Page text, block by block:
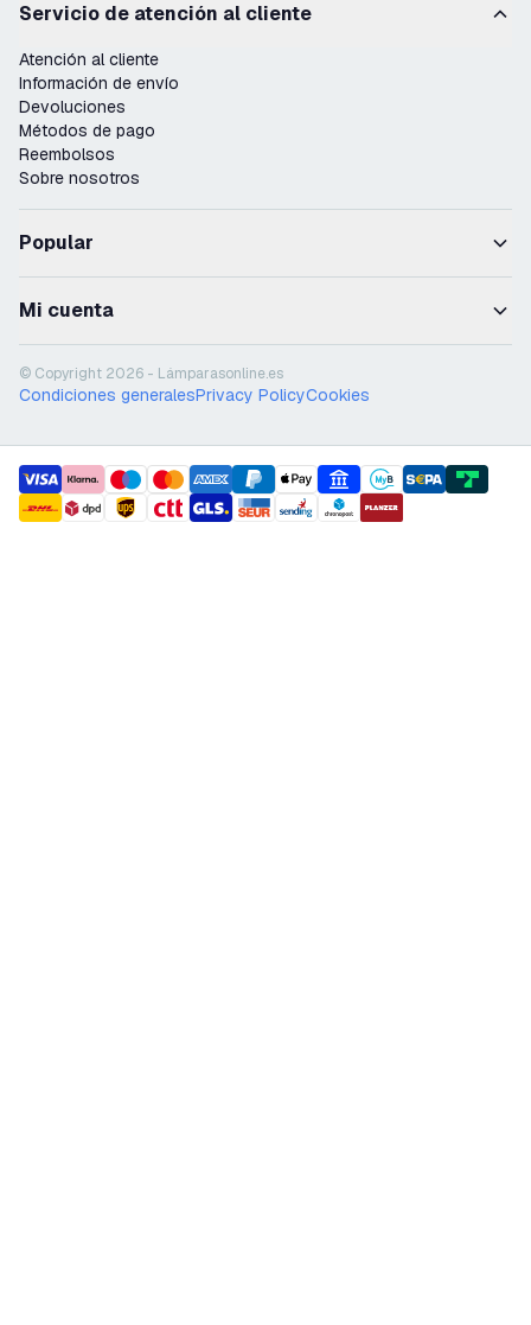
Servicio de atención al cliente
Atención al cliente
Información de envío
Devoluciones
Métodos de pago
Reembolsos
Sobre nosotros
Popular
Mi cuenta
© Copyright 2026 - Lámparasonline.es
Condiciones generalesPrivacy PolicyCookies
payment methods
shipment methods